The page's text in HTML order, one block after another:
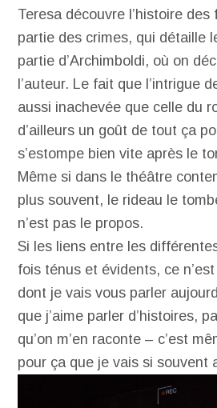
Teresa découvre l’histoire
partie des crimes, qui détaille
partie d’Archimboldi, où on
l’auteur. Le fait que l’intrigue
aussi inachevée que celle du
d’ailleurs un goût de tout ça
s’estompe bien vite après le
Même si dans le théâtre
plus souvent, le rideau le
n’est pas le propos.
Si les liens entre les
fois ténus et évidents, ce
dont je vais vous parler
que j’aime parler d’histoires,
qu’on m’en raconte – c’est
pour ça que je vais si souvent